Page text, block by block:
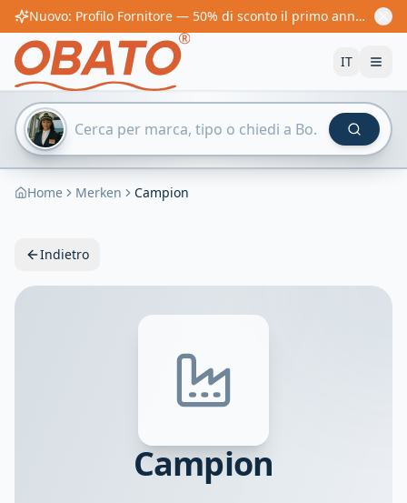
Nuovo: Profilo Fornitore — 50% di sconto il primo anno! Da 60€/anno
IT
Home Merken Campion
Indietro
Campion